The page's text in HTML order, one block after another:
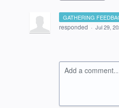
GATHERING
responded · Jul 29,
Add a